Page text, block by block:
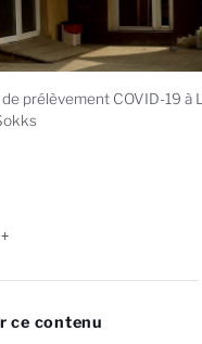
prélèvement COVID-19 à
+
ce contenu